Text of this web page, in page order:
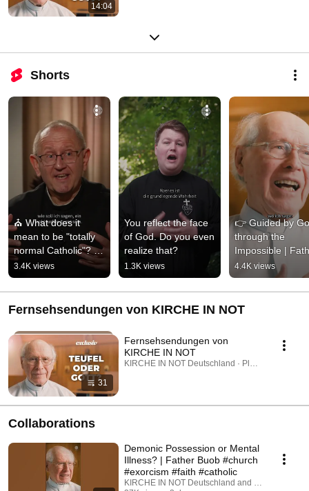
14:04
Shorts
⛪ What does it
mean to be "totally
normal Catholic"? |
Father Karl Wallner
3.4K views
You reflect the face
of God. Do you even
realize that?
1.3K views
👉 Guided by
through the
Impossible |
Buob
4.4K views
Fernsehsendungen von KIRCHE IN NOT
31
Fernsehsendungen von
KIRCHE IN NOT
KIRCHE IN NOT Deutschland · Playlist
Collaborations
Demonic Possession or Mental
Illness? | Father Buob #church
#exorcism #faith #catholic
KIRCHE IN NOT Deutschland and St. Ulrich